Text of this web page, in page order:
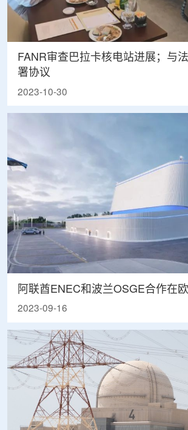
FANR审查巴拉卡核电站进展；与
署协议
2023-10-30
阿联酋ENEC和波兰OSGE合作在
2023-09-16